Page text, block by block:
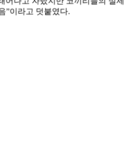
”이라고 덧붙였다.